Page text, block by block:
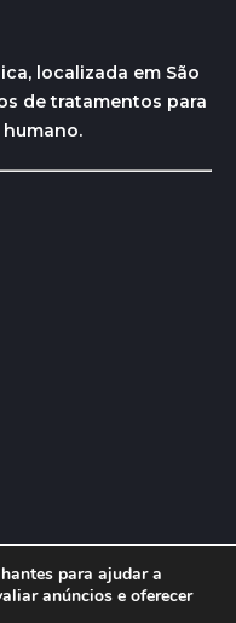
localizada em São
de tratamentos para
para ajudar a
anúncios e oferecer